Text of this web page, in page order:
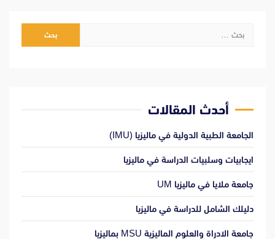
البحث
أحدث المقالات
الجامعة الطبية الدولية في ماليزيا (IMU)
ايجابيات وسلبيات الدراسة في ماليزيا
جامعة ملايا في ماليزيا UM
دليلك الشامل للدراسة في ماليزيا
جامعة الادراة والعلوم الماليزية MSU بماليزيا